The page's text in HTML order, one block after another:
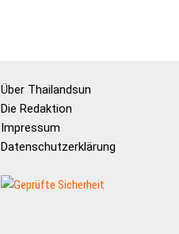
Über Thailandsun
Die Redaktion
Impressum
Datenschutzerklärung